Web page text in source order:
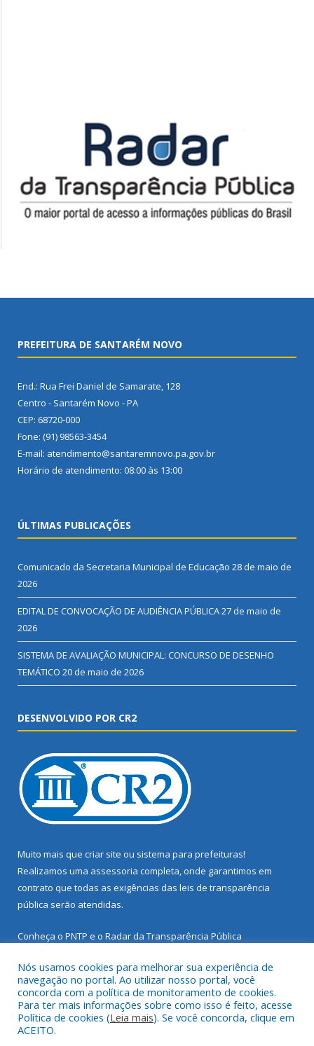
PREFEITURA DE SANTARÉM NOVO
End.: Rua Frei Daniel de Samarate, 128
Centro - Santarém Novo - PA
CEP: 68720-000
Fone: (91) 98563-3454
E-mail: atendimento@santaremnovo.pa.gov.br
Horário de atendimento: 08:00 às 13:00
ÚLTIMAS PUBLICAÇÕES
Comunicado da Secretaria Municipal de Educação 28 de maio de
2026
EDITAL DE CONVOCAÇÃO DE AUDIÊNCIA PÚBLICA27 de maio de
2026
SISTEMA DE AVALIAÇÃO MUNICIPAL: CONCURSO DE DESENHO
TEMÁTICO 20 de maio de 2026
DESENVOLVIDO POR CR2
Muito mais que criar site ou sistema para prefeituras!
Realizamos uma assessoria completa, onde garantimos em
contrato que todas as exigências das leis de transparência
pública serão atendidas.
Conheça o PNTP e o Radar da Transparência Pública
Todos os direitos reservados a Prefeitura Municipal de Santarém
Novo.
Nós usamos cookies para melhorar sua experiência de
navegação no portal. Ao utilizar nosso portal, você
concorda com a política de monitoramento de cookies.
Para ter mais informações sobre como isso é feito, acesse
Política de cookies (Leia mais). Se você concorda, clique em
ACEITO.